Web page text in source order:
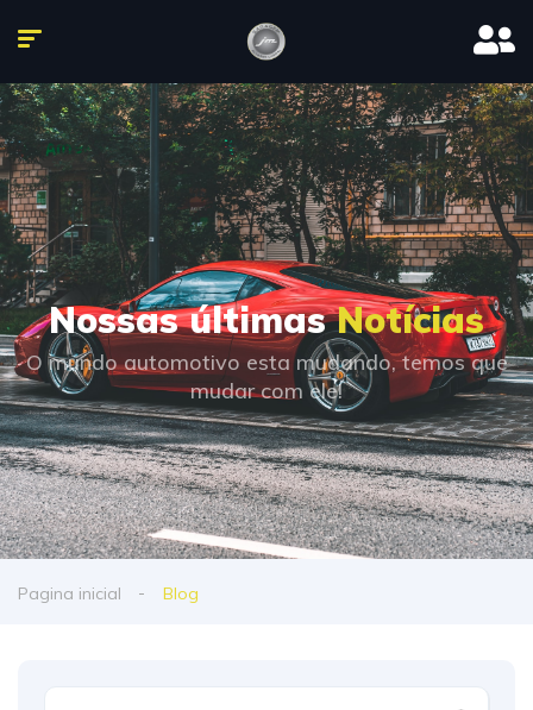
Nossas últimasNotícias
O mundo automotivo esta mudando, temos que
mudar com ele!
Pagina inicial Blog